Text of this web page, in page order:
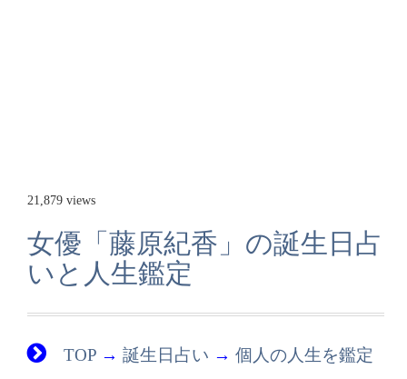
21,879 views
女優「藤原紀香」の誕生日占
いと人生鑑定
TOP → 誕生日占い → 個人の人生を鑑定